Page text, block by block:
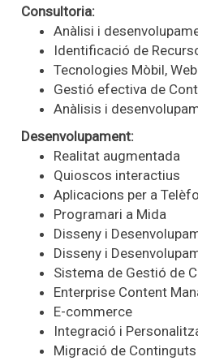
Consultoria:
Anàlisi i
Identificació de
Tecnologies Mòbil,
Gestió efectiva de
Anàlisis i
Desenvolupament:
Realitat augmentada
Quioscos interactius
Aplicacions per a
Programari a Mida
Disseny i
Disseny i
Sistema de Gestió de
Enterprise Content
E-commerce
Integració i
Migració de